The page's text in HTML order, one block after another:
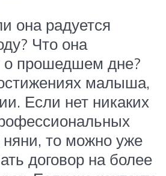
она радуется
Что она
о прошедшем дне?
малыша,
Если нет никаких
няни, то можно уже
договор на более